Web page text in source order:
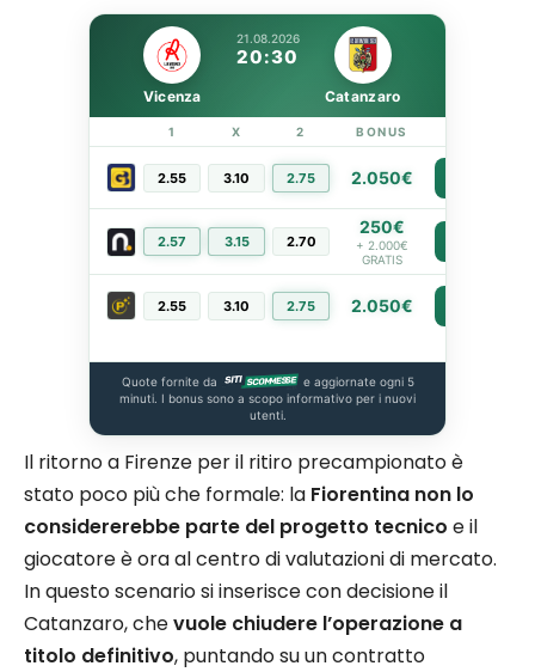
21.08.2026
20:30
Vicenza Catanzaro
1 X 2 BONUS
2.55 3.10 2.75 2.050€
2.57 3.15 2.70
250€
+ 2.000€
GRATIS
2.55 3.10 2.75 2.050€
Quote fornite da
e aggiornate ogni 5
minuti. I bonus sono a scopo informativo per i nuovi
utenti.
Il ritorno a Firenze per il ritiro precampionato è
stato poco più che formale: la Fiorentina non lo
considererebbe parte del progetto tecnico e il
giocatore è ora al centro di valutazioni di mercato.
In questo scenario si inserisce con decisione il
Catanzaro, chevuole chiudere l’operazione a
titolo definitivo, puntando su un contratto